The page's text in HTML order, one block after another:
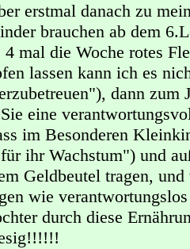
erstmal danach zu
brauchen ab dem
4 mal die Woche rotes
lassen kann ich es
dann zum
eine
im Besonderen
ihr Wachstum") und
Geldbeutel tragen,
wie
durch diese